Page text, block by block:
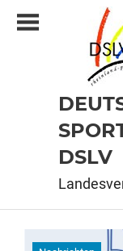
Inhalt
DSLV